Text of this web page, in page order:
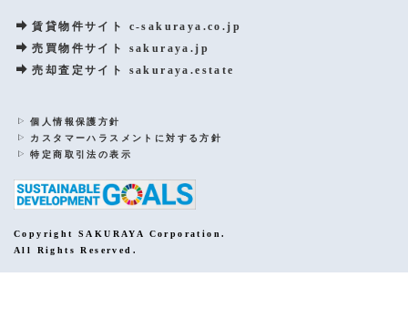
賃貸物件サイト c-sakuraya.co.jp
売買物件サイト sakuraya.jp
売却査定サイト sakuraya.estate
個人情報保護方針
カスタマーハラスメントに対する方針
特定商取引法の表示
Copyright SAKURAYA Corporation.
All Rights Reserved.